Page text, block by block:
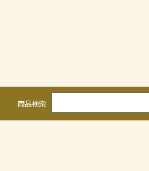
商品検索